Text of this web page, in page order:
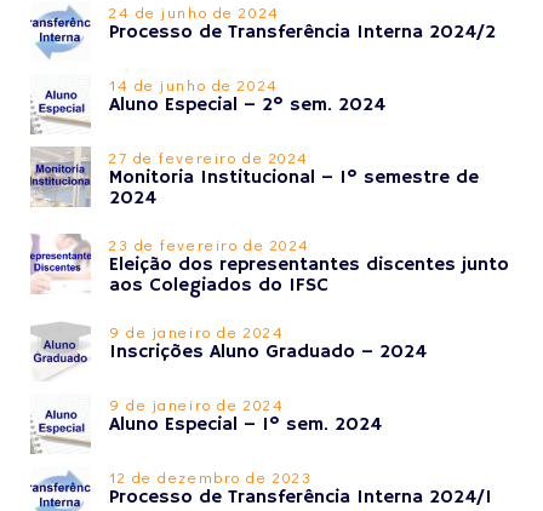
24 de junho de 2024
Processo de Transferência Interna 2024/2
14 de junho de 2024
Aluno Especial – 2º sem. 2024
27 de fevereiro de 2024
Monitoria Institucional – 1º semestre de
2024
23 de fevereiro de 2024
Eleição dos representantes discentes junto
aos Colegiados do IFSC
9 de janeiro de 2024
Inscrições Aluno Graduado – 2024
9 de janeiro de 2024
Aluno Especial – 1º sem. 2024
12 de dezembro de 2023
Processo de Transferência Interna 2024/1